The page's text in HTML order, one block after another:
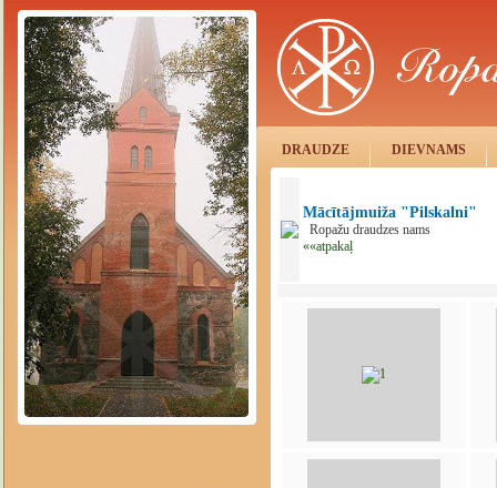
DRAUDZE DIEVNAMS
Mācītājmuiža "Pilskalni"
Ropažu draudzes nams
««atpakaļ